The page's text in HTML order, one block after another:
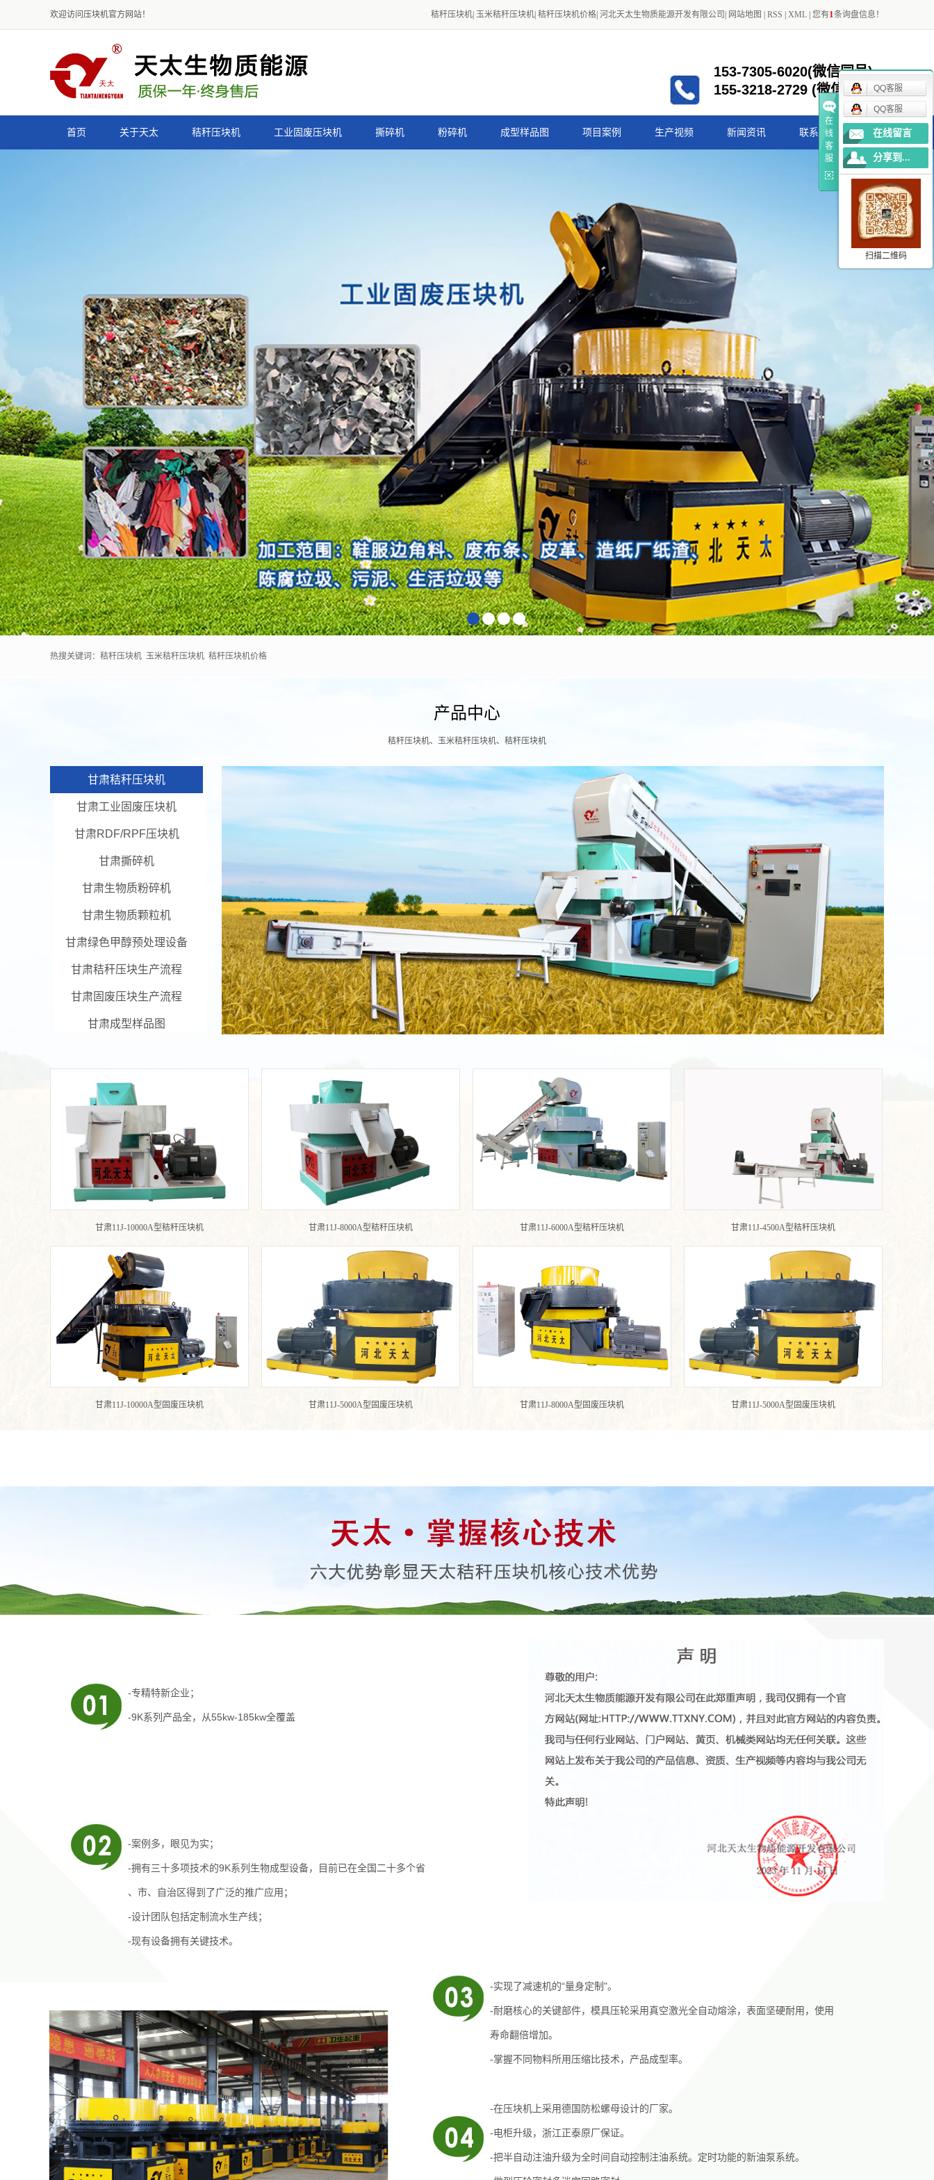
欢迎访问压块机官方网站！ 秸秆压块机 玉米秸秆压块机 秸秆压块机价格 河北天太生物质能源开发有限公司 网站地图 RSS XML 您有1条询盘信息！
153-7305-6020(微信同号)
155-3218-2729 (微信同号)
首页 关于天太 秸秆压块机
甘肃皮带式秸秆压块机
工业固废压块机 撕碎机 粉碎机 成型样品图 项目案例 生产视频 新闻资讯 联系我们
1 2 3 4
热搜关键词： 秸秆压块机 玉米秸秆压块机 秸秆压块机价格
产品中心
秸秆压块机、玉米秸秆压块机、秸秆压块机
甘肃秸秆压块机
甘肃工业固废压块机
甘肃RDF/RPF压块机
甘肃撕碎机
甘肃生物质粉碎机
甘肃生物质颗粒机
甘肃绿色甲醇预处理设备
甘肃秸秆压块生产流程
甘肃固废压块生产流程
甘肃成型样品图
甘肃11J-10000A型秸秆压块机 甘肃11J-8000A型秸秆压块机 甘肃11J-6000A型秸秆压块机 甘肃11J-4500A型秸秆压块机
甘肃11J-10000A型固废压块机 甘肃11J-5000A型固废压块机 甘肃11J-8000A型固废压块机 甘肃11J-5000A型固废压块机
-专精特新企业；
-9K系列产品全，从55kw-185kw全覆盖
-案例多，眼见为实；
-拥有三十多项技术的9K系列生物成型设备，目前已在全国二十多个省
、市、自治区得到了广泛的推广应用；
-设计团队包括定制流水生产线；
-现有设备拥有关键技术。
-实现了减速机的“量身定制"。
-耐磨核心的关键部件，模具压轮采用真空激光全自动熔涂，表面坚硬耐用，使用
寿命翻倍增加。
-掌握不同物料所用压缩比技术，产品成型率。
-在压块机上采用德国防松螺母设计的厂家。
-电柜升级，浙江正泰原厂保证。
-把半自动注油升级为全时间自动控制注油系统。定时功能的新油泵系统。
在
线
客
服
QQ客服
QQ客服
在线留言
分享到...
扫描二维码